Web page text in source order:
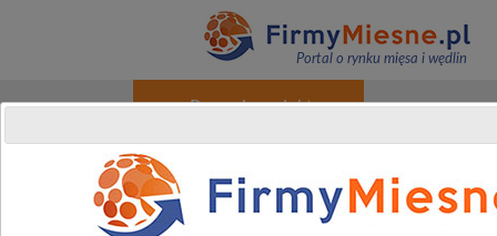
Portal o rynku mięsa i wędlin
+ Promuj produkty
O portalu
Rejestracja / Logowanie